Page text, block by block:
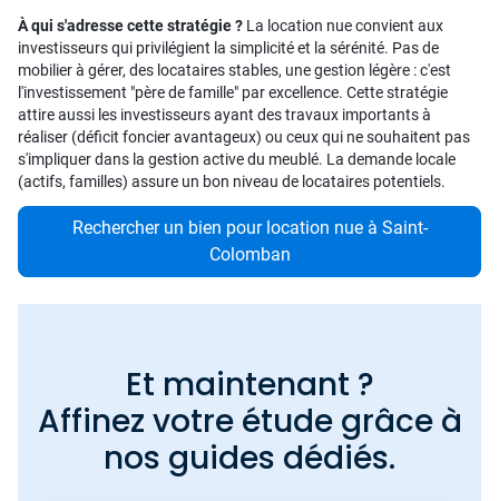
À qui s'adresse cette stratégie ? La location nue convient aux
investisseurs qui privilégient la simplicité et la sérénité. Pas de
mobilier à gérer, des locataires stables, une gestion légère : c'est
l'investissement "père de famille" par excellence. Cette stratégie
attire aussi les investisseurs ayant des travaux importants à
réaliser (déficit foncier avantageux) ou ceux qui ne souhaitent pas
s'impliquer dans la gestion active du meublé. La demande locale
(actifs, familles) assure un bon niveau de locataires potentiels.
Rechercher un bien pour location nue à Saint-
Colomban
Et maintenant ?
Affinez votre étude grâce à
nos guides dédiés.